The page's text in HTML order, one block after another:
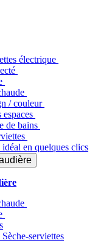
électrique
/ couleur
espaces
de bains
en quelques clics
serviettes